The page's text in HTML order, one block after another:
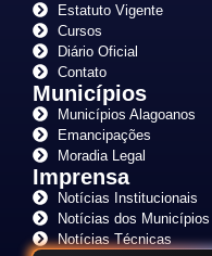
Estatuto Vigente
Cursos
Diário Oficial
Contato
Municípios
Municípios Alagoanos
Emancipações
Moradia Legal
Imprensa
Notícias Institucionais
Notícias dos Municípios
Notícias Técnicas